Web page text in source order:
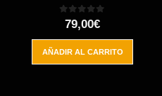
out of 5
79,00€
AÑADIR AL CARRITO